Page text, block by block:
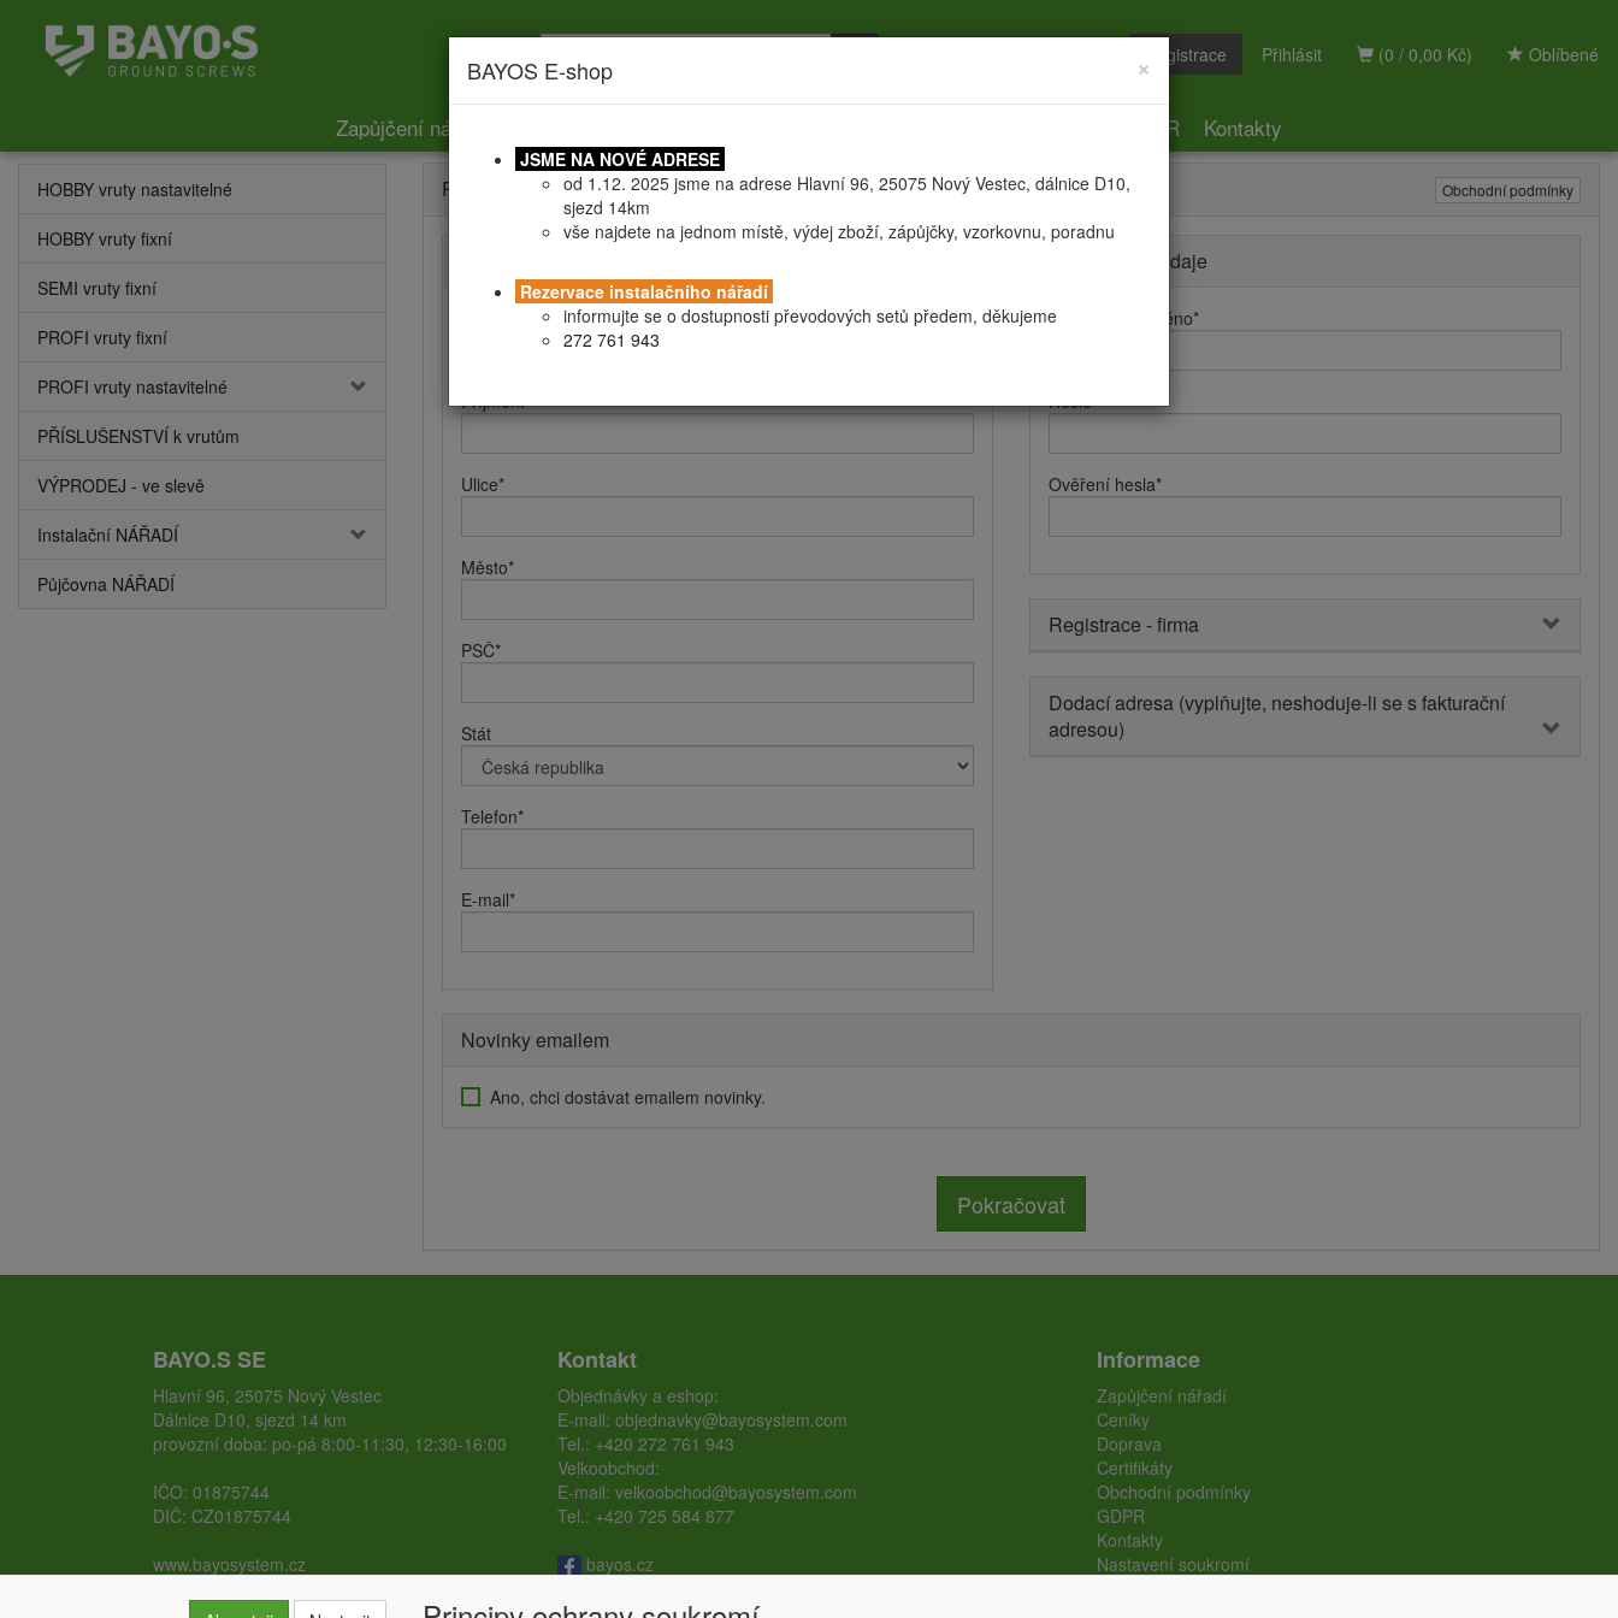
(0 / 0,00 Kč) Oblíbené
Registrace Přihlásit
Zapůjčení nářadí GDPR Kontakty
HOBBY vruty nastavitelné
HOBBY vruty fixní
SEMI vruty fixní
PROFI vruty fixní
PROFI vruty nastavitelné
PŘÍSLUŠENSTVÍ k vrutům
VÝPRODEJ - ve slevě
Instalační NÁŘADÍ
Půjčovna NÁŘADÍ
Registrace Obchodní podmínky
Příjmení*
Ulice*
Město*
PSČ*
Stát
Telefon*
E-mail*
Přihlašovací údaje
Přihlašovací jméno*
Heslo*
Ověření hesla*
Registrace - firma
Dodací adresa (vyplňujte, neshoduje-li se s fakturační
adresou)
Novinky emailem
Ano, chci dostávat emailem novinky.
Pokračovat
BAYO.S SE
Hlavní 96, 25075 Nový Vestec
Dálnice D10, sjezd 14 km
provozní doba: po-pá 8:00-11:30, 12:30-16:00
IČO: 01875744
DIČ: CZ01875744
www.bayosystem.cz
Kontakt
Objednávky a eshop:
E-mail: objednavky@bayosystem.com
Tel.: +420 272 761 943
Velkoobchod:
E-mail: velkoobchod@bayosystem.com
Tel.: +420 725 584 877
bayos.cz
Informace
Zapůjčení nářadí
Ceníky
Doprava
Certifikáty
Obchodní podmínky
GDPR
Kontakty
Nastavení soukromí
×
BAYOS E-shop
JSME NA NOVÉ ADRESE
od 1.12. 2025 jsme na adrese Hlavní 96, 25075 Nový Vestec, dálnice D10,
sjezd 14km
vše najdete na jednom místě, výdej zboží, zápůjčky, vzorkovnu, poradnu
Rezervace instalačního nářadí
informujte se o dostupnosti převodových setů předem, děkujeme
272 761 943